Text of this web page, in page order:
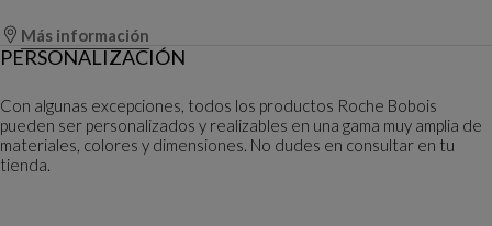
Más información
PERSONALIZACIÓN
Con algunas excepciones, todos los productos Roche Bobois
pueden ser personalizados y realizables en una gama muy amplia de
materiales, colores y dimensiones. No dudes en consultar en tu
tienda.